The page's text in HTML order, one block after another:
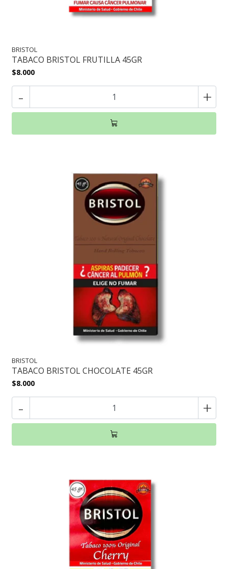
BRISTOL
TABACO BRISTOL FRUTILLA 45GR
$8.000
- +
BRISTOL
TABACO BRISTOL CHOCOLATE 45GR
$8.000
- +